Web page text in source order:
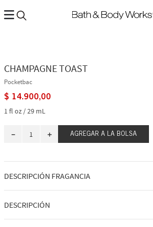
CHAMPAGNE TOAST
Pocketbac
$ 14.900,00
1 fl oz / 29 mL
＋
－ AGREGAR A LA BOLSA
DESCRIPCIÓN FRAGANCIA
A qué huele: un spritz afrutado, dulce y espumoso.
DESCRIPCIÓN